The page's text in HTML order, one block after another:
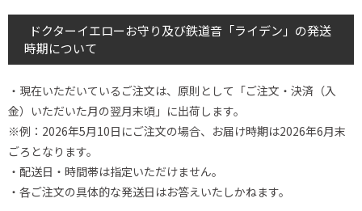
ドクターイエローお守り及び鉄道音「ライデン」の発送
時期について
・現在いただいているご注文は、原則として「ご注文・決済（入
金）いただいた月の翌月末頃」に出荷します。
※例：2026年5月10日にご注文の場合、お届け時期は2026年6月末
ごろとなります。
・配送日・時間帯は指定いただけません。
・各ご注文の具体的な発送日はお答えいたしかねます。